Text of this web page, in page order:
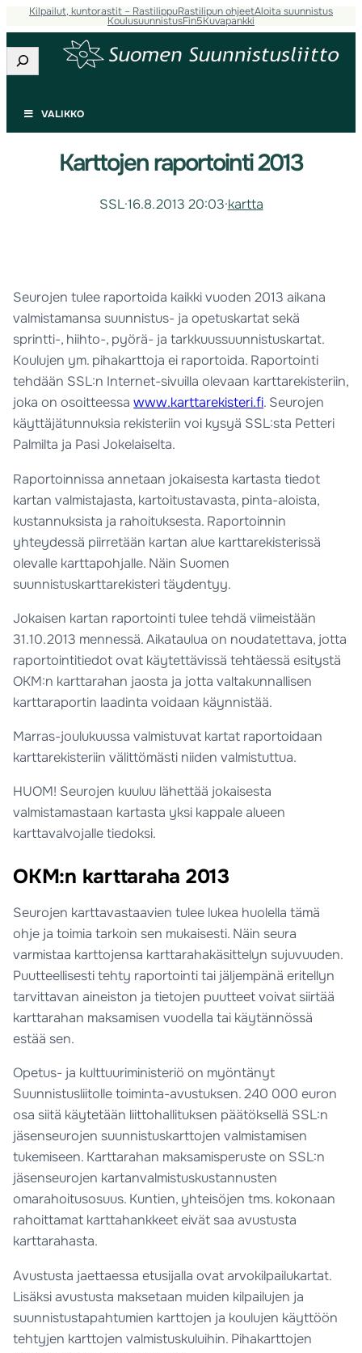
Kilpailut, kuntorastit – RastilippuRastilipun ohjeetAloita suunnistus
KoulusuunnistusFin5Kuvapankki
Etsi
VALIKKO
Karttojen raportointi 2013
SSL·16.8.2013 20:03·kartta
Seurojen tulee raportoida kaikki vuoden 2013 aikana
valmistamansa suunnistus- ja opetuskartat sekä
sprintti-, hiihto-, pyörä- ja tarkkuussuunnistuskartat.
Koulujen ym. pihakarttoja ei raportoida. Raportointi
tehdään SSL:n Internet-sivuilla olevaan karttarekisteriin,
joka on osoitteessawww.karttarekisteri.fi. Seurojen
käyttäjätunnuksia rekisteriin voi kysyä SSL:sta Petteri
Palmilta ja Pasi Jokelaiselta.
Raportoinnissa annetaan jokaisesta kartasta tiedot
kartan valmistajasta, kartoitustavasta, pinta-aloista,
kustannuksista ja rahoituksesta. Raportoinnin
yhteydessä piirretään kartan alue karttarekisterissä
olevalle karttapohjalle. Näin Suomen
suunnistuskarttarekisteri täydentyy.
Jokaisen kartan raportointi tulee tehdä viimeistään
31.10.2013 mennessä. Aikataulua on noudatettava, jotta
raportointitiedot ovat käytettävissä tehtäessä esitystä
OKM:n karttarahan jaosta ja jotta valtakunnallisen
karttaraportin laadinta voidaan käynnistää.
Marras-joulukuussa valmistuvat kartat raportoidaan
karttarekisteriin välittömästi niiden valmistuttua.
HUOM! Seurojen kuuluu lähettää jokaisesta
valmistamastaan kartasta yksi kappale alueen
karttavalvojalle tiedoksi.
OKM:n karttaraha 2013
Seurojen karttavastaavien tulee lukea huolella tämä
ohje ja toimia tarkoin sen mukaisesti. Näin seura
varmistaa karttojensa karttarahakäsittelyn sujuvuuden.
Puutteellisesti tehty raportointi tai jäljempänä eritellyn
tarvittavan aineiston ja tietojen puutteet voivat siirtää
karttarahan maksamisen vuodella tai käytännössä
estää sen.
Opetus- ja kulttuuriministeriö on myöntänyt
Suunnistusliitolle toiminta-avustuksen. 240 000 euron
osa siitä käytetään liittohallituksen päätöksellä SSL:n
jäsenseurojen suunnistuskarttojen valmistamisen
tukemiseen. Karttarahan maksamisperuste on SSL:n
jäsenseurojen kartanvalmistuskustannusten
omarahoitusosuus. Kuntien, yhteisöjen tms. kokonaan
rahoittamat karttahankkeet eivät saa avustusta
karttarahasta.
Avustusta jaettaessa etusijalla ovat arvokilpailukartat.
Lisäksi avustusta maksetaan muiden kilpailujen ja
suunnistustapahtumien karttojen ja koulujen käyttöön
tehtyjen karttojen valmistuskuluihin. Pihakarttojen